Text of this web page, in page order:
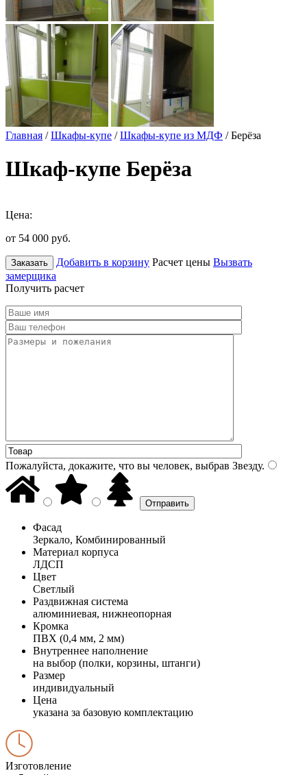
Главная /Шкафы-купе /Шкафы-купе из МДФ / Берёза
Шкаф-купе Берёза
Цена:
от 54 000 руб.
Заказать Добавить в корзину Расчет цены Вызвать
замерщика
Получить расчет
Пожалуйста, докажите, что вы человек, выбрав Звезду.
Фасад
Зеркало, Комбинированный
Материал корпуса
ЛДСП
Цвет
Светлый
Раздвижная система
алюминиевая, нижнеопорная
Кромка
ПВХ (0,4 мм, 2 мм)
Внутреннее наполнение
на выбор (полки, корзины, штанги)
Размер
индивидуальный
Цена
указана за базовую комплектацию
Изготовление